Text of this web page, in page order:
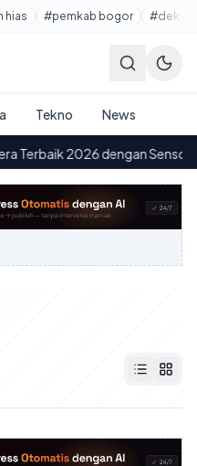
hias #pemkab bogor
Tekno News
2026 dengan Sensor